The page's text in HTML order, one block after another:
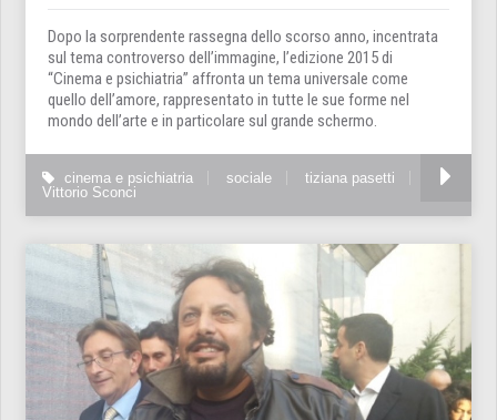
Dopo la sorprendente rassegna dello scorso anno, incentrata
sul tema controverso dell’immagine, l’edizione 2015 di
“Cinema e psichiatria” affronta un tema universale come
quello dell’amore, rappresentato in tutte le sue forme nel
mondo dell’arte e in particolare sul grande schermo.
cinema e psichiatria sociale
tiziana pasetti
Vittorio Sconci